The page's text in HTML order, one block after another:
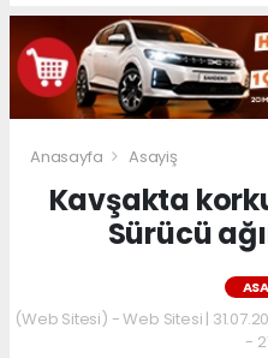
Anasayfa Asayiş
Kavşakta
Sürücü
(Web Sitesi) - Web Sitesi |
-